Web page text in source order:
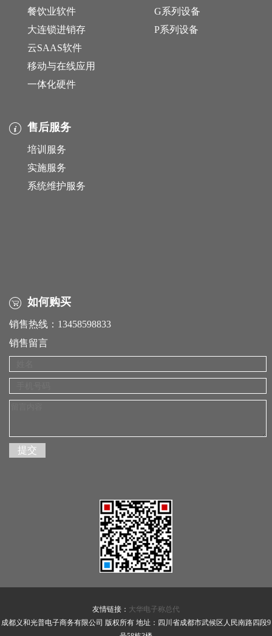
餐饮业软件
大连锁进销存
云SAAS软件
移动与在线应用
一体化硬件
G系列设备
P系列设备
售后服务
培训服务
实施服务
系统维护服务
如何购买
销售热线：13458598833
销售留言
友情链接： 大华电子称总代
成都义和光普电子商务有限公司 版权所有 地址：四川省成都市武候区人民南路四段9